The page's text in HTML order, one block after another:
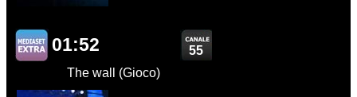
01:52
55
The wall (Gioco)